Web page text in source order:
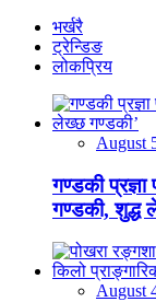
भर्खरै
ट्रेन्डिङ
लोकप्रिय
August
गण्डकी प्रज्ञा
गण्डकी, शुद्ध
August